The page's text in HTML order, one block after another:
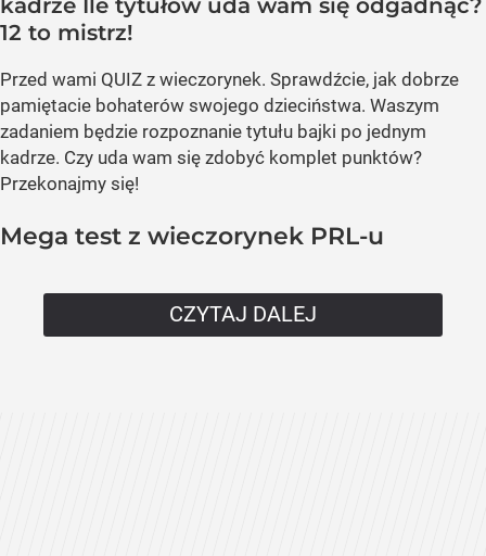
12 to mistrz!
Przed wami QUIZ z wieczorynek. Sprawdźcie, jak dobrze
pamiętacie bohaterów swojego dzieciństwa. Waszym
zadaniem będzie rozpoznanie tytułu bajki po jednym
kadrze. Czy uda wam się zdobyć komplet punktów?
Przekonajmy się!
Mega test z wieczorynek PRL-u
CZYTAJ DALEJ